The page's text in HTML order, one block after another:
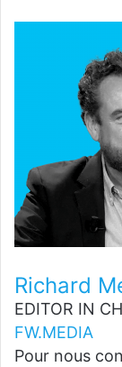
Richard
EDITOR IN
FW.MEDIA
Pour nous